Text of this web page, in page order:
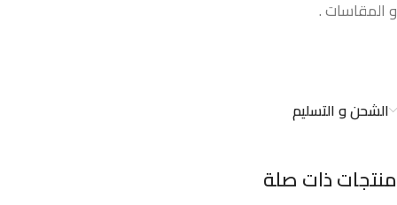
و المقاسات .
الشحن و التسليم
منتجات ذات صلة